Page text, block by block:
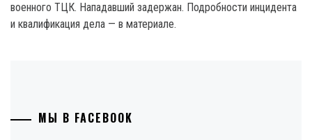
военного ТЦК. Нападавший задержан. Подробности инцидента
и квалификация дела — в материале.
МЫ В FACEBOOK